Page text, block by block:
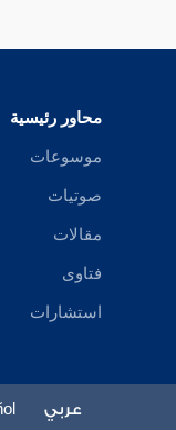
كتاب
كتاب الزكاة
كتاب
محاور رئيسية
موسوعات
صوتيات
مقالات
فتاوى
استشارات
عربي